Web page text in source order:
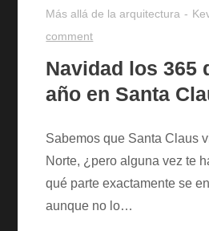
Más allá de la arquitectura
comment
Navidad los 365
año en Santa
Sabemos que Santa Claus
Norte, ¿pero alguna vez te
qué parte exactamente se
aunque no lo…